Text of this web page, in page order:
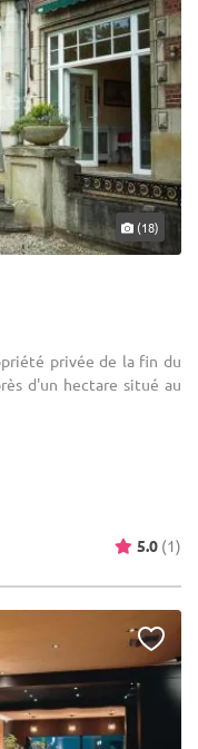
(18)
privée de la fin du
d'un hectare situé au
5.0 (1)